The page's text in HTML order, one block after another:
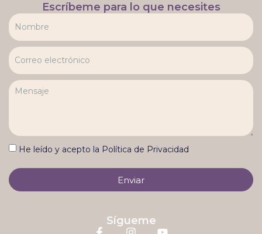
Escríbeme para lo que necesites
He leído y acepto la Política de Privacidad
Enviar
Sígueme